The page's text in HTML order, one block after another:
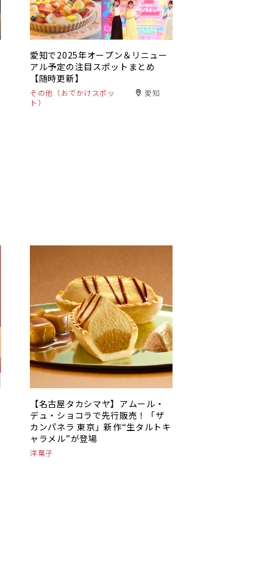
愛知で2025年オープン＆リニュー
アル予定の注目スポットまとめ
【随時更新】
その他（おでかけスポッ
ト）
愛知
【名古屋タカシマヤ】アムール・
デュ・ショコラで先行販売！「ザ
カンパネラ 東京」新作“生タルトキ
ャラメル”が登場
洋菓子